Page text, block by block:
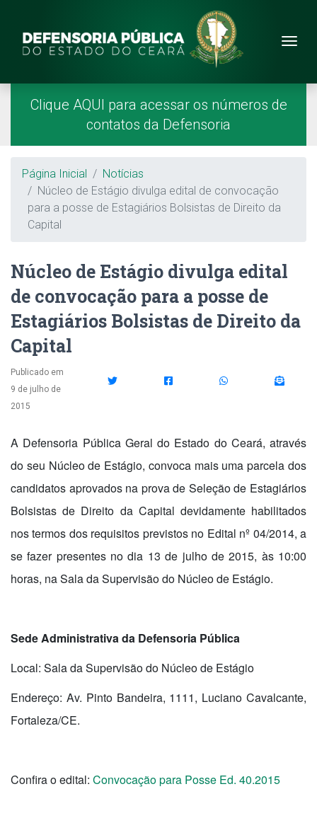
Site da Defensoria
Menu Principal
Página Inicial
Clique AQUI para acessar os números de
contatos da Defensoria
Breadcrumb
Página Inicial
Notícias
Núcleo de Estágio divulga edital de convocação
para a posse de Estagiários Bolsistas de Direito da
Capital
Núcleo de Estágio divulga edital
de convocação para a posse de
Estagiários Bolsistas de Direito da
Capital
Publicado em
9 de julho de
2015
A Defensoria Pública Geral do Estado do Ceará, através
do seu Núcleo de Estágio, convoca mais uma parcela dos
candidatos aprovados na prova de Seleção de Estagiários
Bolsistas de Direito da Capital devidamente habilitados
nos termos dos requisitos previstos no Edital nº 04/2014, a
se fazer presentes no dia 13 de julho de 2015, às 10:00
horas, na Sala da Supervisão do Núcleo de Estágio.
Sede Administrativa da Defensoria Pública
Local: Sala da Supervisão do Núcleo de Estágio
Endereço: Av. Pinto Bandeira, 1111, Luciano Cavalcante,
Fortaleza/CE.
Confira o edital: Convocação para Posse Ed. 40.2015